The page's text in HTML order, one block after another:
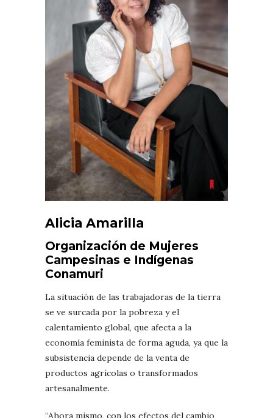
Alicia Amarilla
Organización de Mujeres
Campesinas e Indígenas
Conamuri
La situación de las trabajadoras de la tierra
se ve surcada por la pobreza y el
calentamiento global, que afecta a la
economía feminista de forma aguda, ya que la
subsistencia depende de la venta de
productos agrícolas o transformados
artesanalmente.
“Ahora mismo, con los efectos del cambio